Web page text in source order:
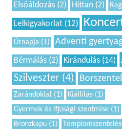
Elsőáldozás (2) Hittan (2)
Lelkigyakorlat (12)
Úrnapja (1) Adventi
Bérmálás (2) Kirándulás (14)
Szilveszter (4)
Zarándoklat (1)
Kiállítás (1)
Gyermek és ifjúsági szentmise (1)
Bronzkapu (1)